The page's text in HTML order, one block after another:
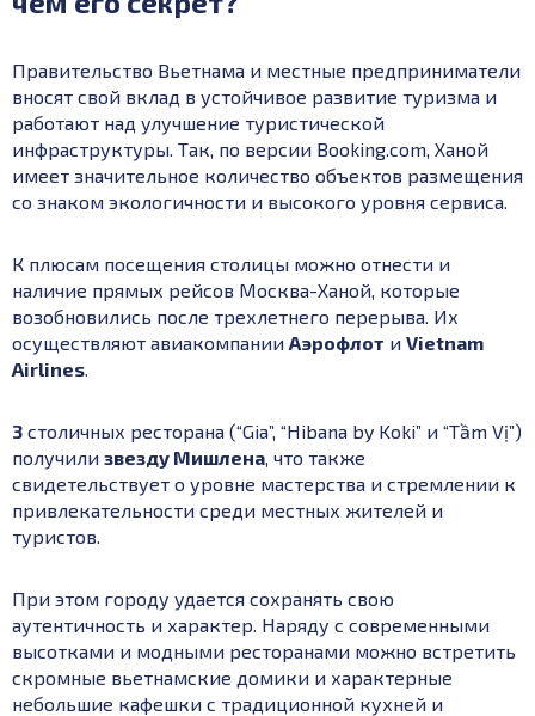
Правительство Вьетнама и местные предприниматели
вносят свой вклад в устойчивое развитие туризма и
работают над улучшение туристической
инфраструктуры. Так, по версии Booking.com, Ханой
имеет значительное количество объектов размещения
со знаком экологичности и высокого уровня сервиса.
К плюсам посещения столицы можно отнести и
наличие прямых рейсов Москва-Ханой, которые
возобновились после трехлетнего перерыва. Их
осуществляют авиакомпании Аэрофлот и Vietnam
Airlines
3 столичных ресторана (“Gia”, “Hibana by Koki” и “Tầm Vị”)
получили звезду Мишлена , что также
свидетельствует о уровне мастерства и стремлении к
привлекательности среди местных жителей и
туристов.
При этом городу удается сохранять свою
аутентичность и характер. Наряду с современными
высотками и модными ресторанами можно встретить
скромные вьетнамские домики и характерные
небольшие кафешки с традиционной кухней и